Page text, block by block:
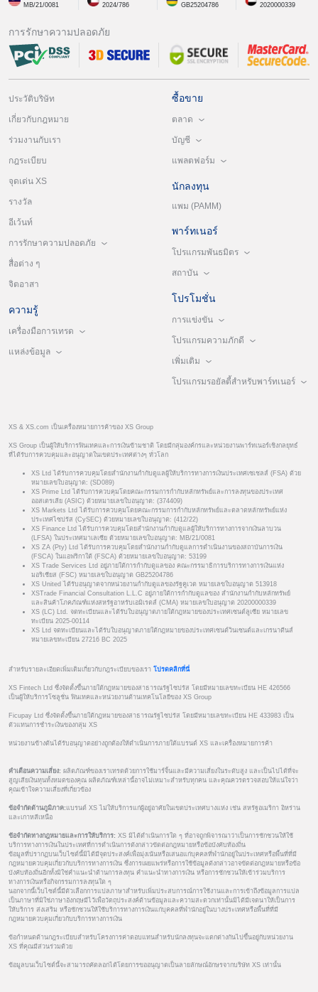
MB/21/0081
2024/786
GB25204786
2020000339
การรักษาความปลอดภัย
ประวัติบริษัท
เกี่ยวกับกฎหมาย
ร่วมงานกับเรา
กฎระเบียบ
จุดเด่น XS
รางวัล
อีเว้นท์
การรักษาความปลอดภัย
สื่อต่าง ๆ
จิตอาสา
ความรู้
เครื่องมือการเทรด
แหล่งข้อมูล
ซื้อขาย
ตลาด
บัญชี
แพลตฟอร์ม
นักลงทุน
แพม (PAMM)
พาร์ทเนอร์
โปรแกรมพันธมิตร
สถาบัน
โปรโมชั่น
การแข่งขัน
โปรแกรมความภักดี
เพิ่มเติม
โปรแกรมรอยัลตี้สำหรับพาร์ทเนอร์
XS & XS.com เป็นเครื่องหมายการค้าของ XS Group
XS Group เป็นผู้ให้บริการฟินเทคและการเงินข้ามชาติ โดยมีกลุ่มองค์กรและหน่วยงานพาร์ทเนอร์เชิงกลยุทธ์
ที่ได้รับการควบคุมและอนุญาตในเขตประเทศต่างๆ ทั่วโลก
XS Ltd ได้รับการควบคุมโดยสำนักงานกำกับดูแลผู้ให้บริการทางการเงินประเทศเซเชลส์ (FSA) ด้วย
หมายเลขใบอนุญาต: (SD089)
XS Prime Ltd ได้รับการควบคุมโดยคณะกรรมการกำกับหลักทรัพย์และการลงทุนของประเทศ
ออสเตรเลีย (ASIC) ด้วยหมายเลขใบอนุญาต: (374409)
XS Markets Ltd ได้รับการควบคุมโดยคณะกรรมการกำกับหลักทรัพย์และตลาดหลักทรัพย์แห่ง
ประเทศไซปรัส (CySEC) ด้วยหมายเลขใบอนุญาต: (412/22)
XS Finance Ltd ได้รับการควบคุมโดยสำนักงานกำกับดูแลผู้ให้บริการทางการจากเงินลาบวน
(LFSA) ในประเทศมาเลเซีย ด้วยหมายเลขใบอนุญาต: MB/21/0081
XS ZA (Pty) Ltd ได้รับการควบคุมโดยสำนักงานกำกับดูแลการดำเนินงานของสถาบันการเงิน
(FSCA) ในแอฟริกาใต้ (FSCA) ด้วยหมายเลขใบอนุญาต: 53199
XS Trade Services Ltd อยู่ภายใต้การกำกับดูแลของ คณะกรรมาธิการบริการทางการเงินแห่ง
มอริเชียส (FSC) หมายเลขใบอนุญาต GB25204786
XS United ได้รับอนุญาตจากหน่วยงานกำกับดูแลของรัฐคูเวต หมายเลขใบอนุญาต 513918
XSTrade Financial Consultation L.L.C อยู่ภายใต้การกำกับดูแลของ สำนักงานกำกับหลักทรัพย์
และสินค้าโภคภัณฑ์แห่งสหรัฐอาหรับเอมิเรตส์ (CMA) หมายเลขใบอนุญาต 20200000339
XS (LC) Ltd. จดทะเบียนและได้รับใบอนุญาตภายใต้กฎหมายของประเทศเซนต์ลูเซีย หมายเลข
ทะเบียน 2025-00114
XS Ltd จดทะเบียนและได้รับใบอนุญาตภายใต้กฎหมายของประเทศเซนต์วินเซนต์และเกรนาดีนส์
หมายเลขทะเบียน 27216 BC 2025
สำหรับรายละเอียดเพิ่มเติมเกี่ยวกับกฎระเบียบของเรา โปรดคลิกที่นี่
XS Fintech Ltd ซึ่งจัดตั้งขึ้นภายใต้กฎหมายของสาธารณรัฐไซปรัส โดยมีหมายเลขทะเบียน HE 426566
เป็นผู้ให้บริการโซลูชั่น ฟินเทคและหน่วยงานด้านเทคโนโลยีของ XS Group
Ficupay Ltd ซึ่งจัดตั้งขึ้นภายใต้กฎหมายของสาธารณรัฐไซปรัส โดยมีหมายเลขทะเบียน HE 433983 เป็น
ตัวแทนการชำระเงินของกลุ่ม XS
หน่วยงานข้างต้นได้รับอนุญาตอย่างถูกต้องให้ดำเนินการภายใต้แบรนด์ XS และเครื่องหมายการค้า
คำเตือนความเสี่ยง: ผลิตภัณฑ์ของเราเทรดด้วยการใช้มาร์จิ้นและมีความเสี่ยงในระดับสูง และเป็นไปได้ที่จะ
สูญเสียเงินทุนทั้งหมดของคุณ ผลิตภัณฑ์เหล่านี้อาจไม่เหมาะสำหรับทุกคน และคุณควรตรวจสอบให้แน่ใจว่า
คุณเข้าใจความเสี่ยงที่เกี่ยวข้อง
ข้อจำกัดด้านภูมิภาค: แบรนด์ XS ไม่ให้บริการแก่ผู้อยู่อาศัยในเขตประเทศบางแห่ง เช่น สหรัฐอเมริกา อิหร่าน
และเกาหลีเหนือ
ข้อจำกัดทางกฎหมายและการให้บริการ: XS มิได้ดำเนินการใด ๆ ที่อาจถูกพิจารณาว่าเป็นการชักชวนให้ใช้
บริการทางการเงินในประเทศที่การดำเนินการดังกล่าวขัดต่อกฎหมายหรือข้อบังคับท้องถิ่น
ข้อมูลที่ปรากฏบนเว็บไซต์นี้มิได้มีจุดประสงค์เพื่อมุ่งเน้นหรือเสนอแก่บุคคลที่พำนักอยู่ในประเทศหรือพื้นที่ที่มี
กฎหมายควบคุมเกี่ยวกับบริการทางการเงิน ซึ่งการเผยแพร่หรือการใช้ข้อมูลดังกล่าวอาจขัดต่อกฎหมายหรือข้อ
บังคับท้องถิ่นอีกทั้งมิใช่คำแนะนำด้านการลงทุน คำแนะนำทางการเงิน หรือการชักชวนให้เข้าร่วมบริการ
ทางการเงินหรือกิจกรรมการลงทุนใด ๆ
นอกจากนี้เว็บไซต์นี้มีตัวเลือกการแปลภาษาสำหรับเพิ่มประสบการณ์การใช้งานและการเข้าถึงข้อมูลการแปล
เป็นภาษาที่มิใช่ภาษาอังกฤษมีไว้เพื่อวัตถุประสงค์ด้านข้อมูลและความสะดวกเท่านั้นมิได้มีเจตนาให้เป็นการ
ให้บริการ ส่งเสริม หรือชักชวนให้ใช้บริการทางการเงินแก่บุคคลที่พำนักอยู่ในบางประเทศหรือพื้นที่ที่มี
กฎหมายควบคุมเกี่ยวกับบริการทางการเงิน
ข้อกำหนดด้านกฎระเบียบสำหรับโครงการค่าตอบแทนสำหรับนักลงทุนจะแตกต่างกันไปขึ้นอยู่กับหน่วยงาน
XS ที่คุณมีส่วนร่วมด้วย
ข้อมูลบนเว็บไซต์นี้จะสามารถคัดลอกได้โดยการขออนุญาตเป็นลายลักษณ์อักษรจากบริษัท XS เท่านั้น